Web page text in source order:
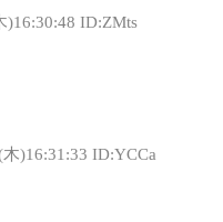
)16:30:48 ID:ZMts
木)16:31:33 ID:YCCa